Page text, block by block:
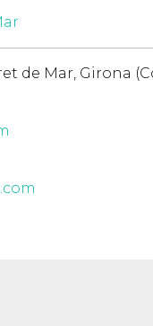
de Mar, Girona